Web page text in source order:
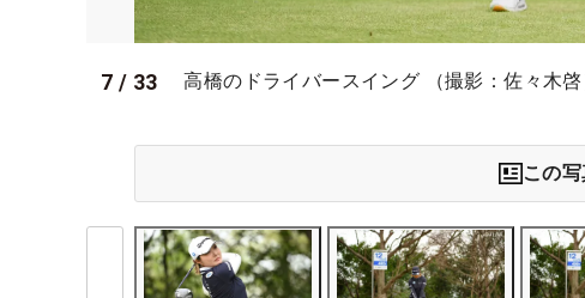
7 / 33 高橋のドライバースイング （撮影：佐々木啓
この